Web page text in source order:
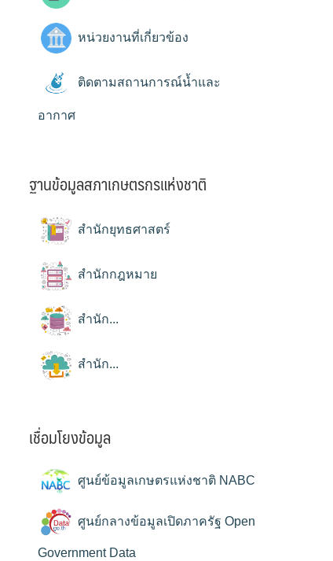
หน่วยงานที่เกี่ยวข้อง
ติดตามสถานการณ์น้ำและ
อากาศ
ฐานข้อมูลสภาเกษตรกรแห่งชาติ
สำนักยุทธศาสตร์
สำนักกฎหมาย
สำนัก...
สำนัก...
เชื่อมโยงข้อมูล
ศูนย์ข้อมูลเกษตรแห่งชาติ NABC
ศูนย์กลางข้อมูลเปิดภาครัฐ Open
Government Data